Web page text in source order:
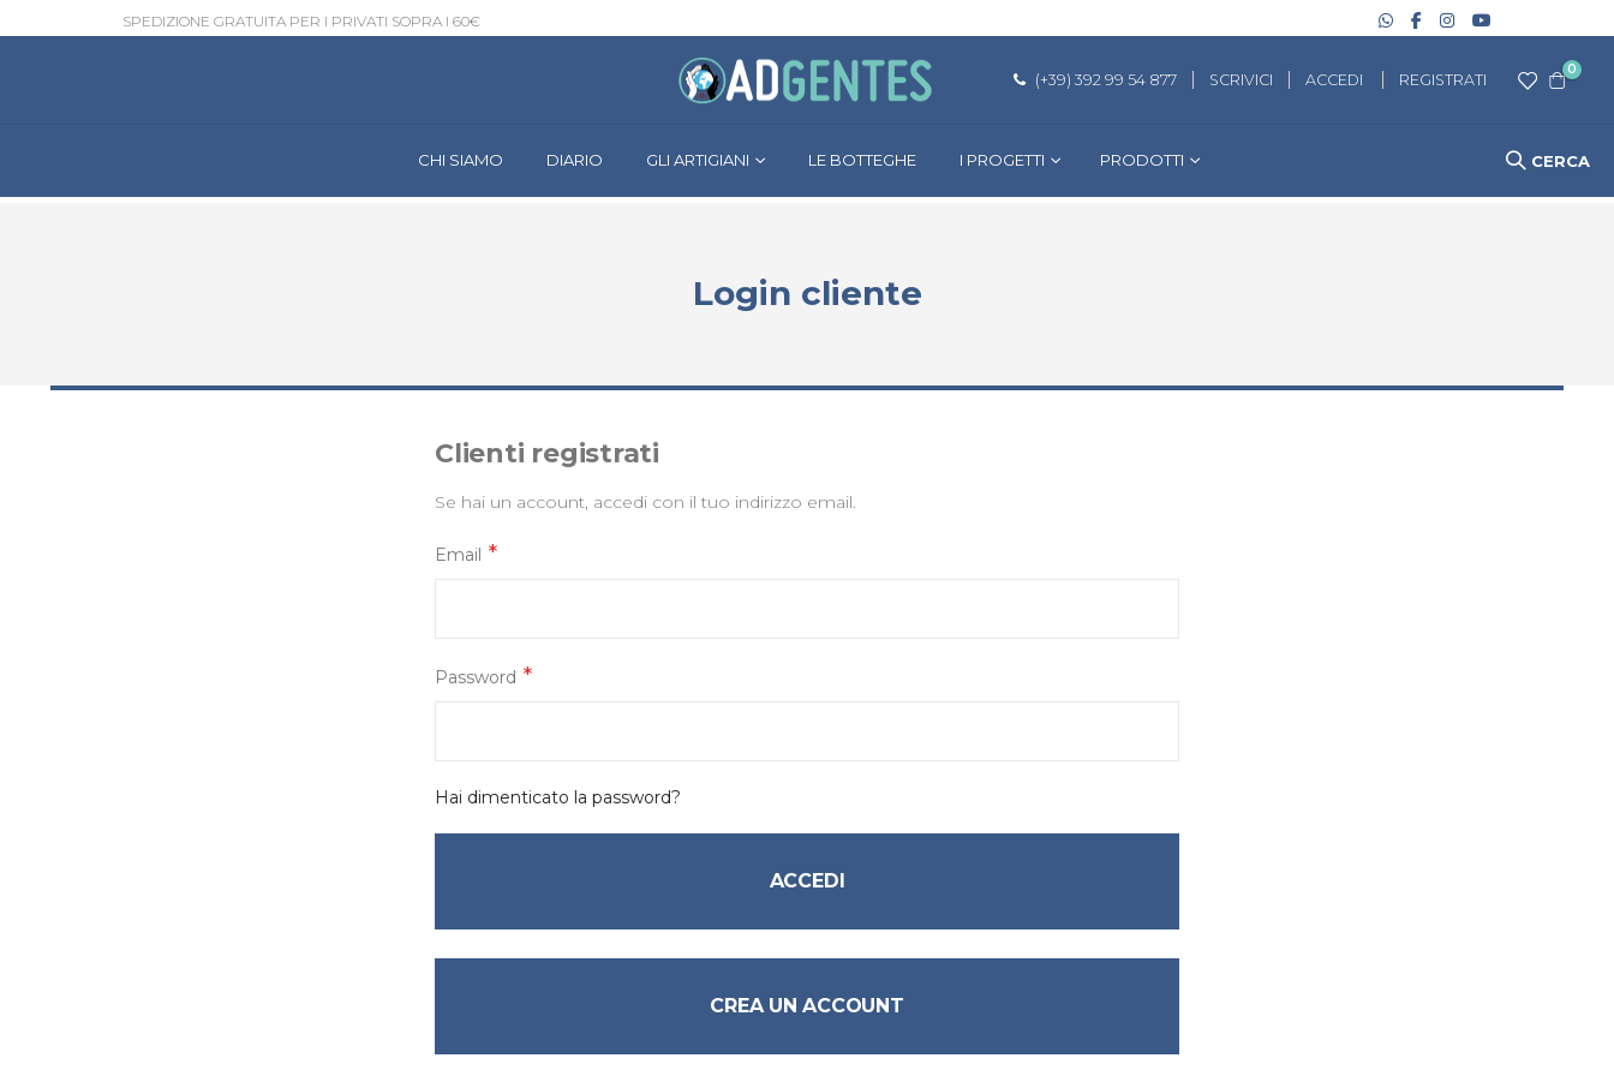
SPEDIZIONE GRATUITA PER I PRIVATI SOPRA I 60€
(+39) 392 99 54 877 SCRIVICI ACCEDI REGISTRATI
Cart
0
CHI SIAMO DIARIO GLI ARTIGIANI LE BOTTEGHE I PROGETTI PRODOTTI CERCA
Login cliente
Clienti registrati
Se hai un account, accedi con il tuo indirizzo email.
Email
Password
Hai dimenticato la password?
ACCEDI
CREA UN ACCOUNT